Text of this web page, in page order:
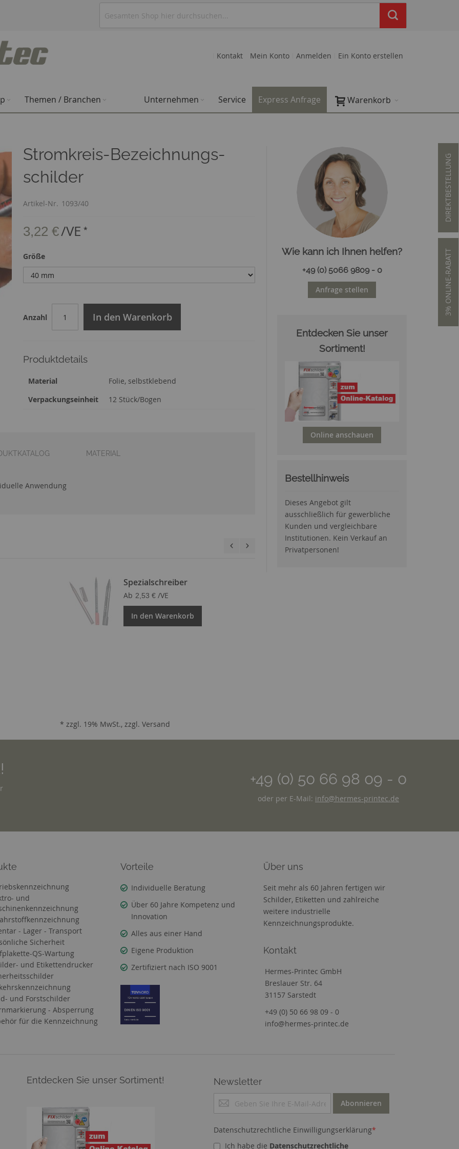
Mein Konto Anmelden Ein Konto erstellen
Kontakt
Warenkorb
Themen / Branchen Express Anfrage
Service
Unternehmen
Stromkreis-Bezeichnungs-
schilder
Artikel-Nr. 1093/40
3,22 €/VE *
Größe
Anzahl In den Warenkorb
Produktdetails
Zusatzinformation
Material
Folie, selbstklebend
Verpackungseinheit
12 Stück/Bogen
Wie kann ich Ihnen helfen?
+49 (0) 5066 9809 - 0
Anfrage stellen
Entdecken Sie unser
Sortiment!
Online anschauen
Bestellhinweis
Dieses Angebot gilt
ausschließlich für gewerbliche
Kunden und vergleichbare
Institutionen. Kein Verkauf an
Privatpersonen!
Anwendung
MATERIAL
Spezialschreiber
2,53 € /VE
In den Warenkorb
DIREKTBESTELLUNG
3% ONLINE-RABATT
* zzgl. 19% MwSt., zzgl. Versand
+49 (0) 50 66 98 09 - 0
oder per E-Mail: info@hermes-printec.de
und
- Lager - Transport
Sicherheit
QS-Wartung
und Etikettendrucker
und Forstschilder
- Absperrung
für die Kennzeichnung
Vorteile
Individuelle Beratung
Über 60 Jahre Kompetenz und
Innovation
Alles aus einer Hand
Eigene Produktion
Zertifiziert nach ISO 9001
Über uns
Seit mehr als 60 Jahren fertigen wir
Schilder, Etiketten und zahlreiche
weitere industrielle
Kennzeichnungsprodukte.
Kontakt
Hermes-Printec GmbH
Breslauer Str. 64
31157 Sarstedt
+49 (0) 50 66 98 09 - 0
info@hermes-printec.de
Entdecken Sie unser Sortiment! Newsletter
M
d
Abonnieren
Datenschutzrechtliche Einwilligungserklärung*
Ich habe die Datenschutzrechtliche